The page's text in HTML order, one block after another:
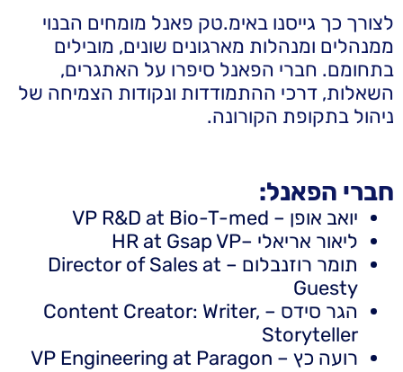
לצורך כך גייסנו באימ.טק פאנל מומחים הבנוי
ממנהלים ומנהלות מארגונים שונים, מובילים
בתחומם. חברי הפאנל סיפרו על האתגרים,
השאלות, דרכי ההתמודדות ונקודות הצמיחה של
ניהול בתקופת הקורונה.
חברי הפאנל:
יואב אופן – VP R&D at Bio-T-med
ליאור אריאלי –HR at Gsap VP
תומר רוזנבלום – Director of Sales at
Guesty
הגר סידס – Content Creator: Writer,
Storyteller
רועה כץ – VP Engineering at Paragon